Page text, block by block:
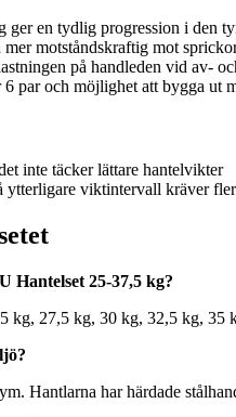
en tydlig progression i den
motståndskraftig mot
på handleden vid av-
par och möjlighet att bygga ut
inte täcker lättare hantelvikter
ytterligare viktintervall kräver
Hantelset 25-37,5 kg?
kg, 27,5 kg, 30 kg, 32,5 kg, 35
Hantlarna har härdade